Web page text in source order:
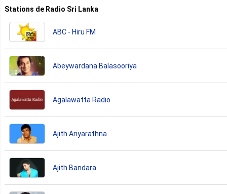
Stations de Radio Sri Lanka
ABC - Hiru FM
Abeywardana Balasooriya
Agalawatta Radio
Ajith Ariyarathna
Ajith Bandara